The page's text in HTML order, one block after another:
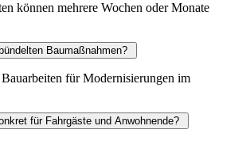
können mehrere Wochen oder Monate
Baumaßnahmen?
für Modernisierungen im
für Fahrgäste und Anwohnende?